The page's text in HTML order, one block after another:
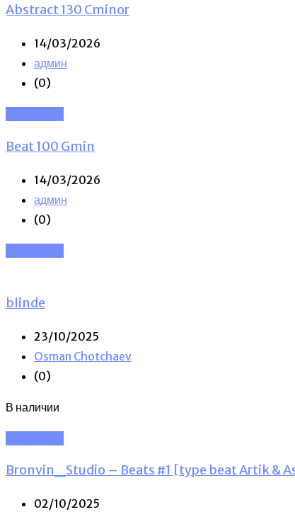
Abstract 130 Cminor
14/03/2026
админ
(0)
Beat 100 Gmin
14/03/2026
админ
(0)
blinde
23/10/2025
Osman Chotchaev
(0)
В наличии
Bronvin_Studio – Beats #1 [type beat Artik &
02/10/2025